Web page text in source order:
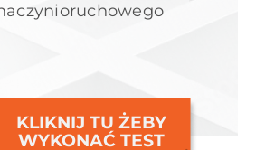
KLIKNIJ TU ŻEBY
WYKONAĆ TEST